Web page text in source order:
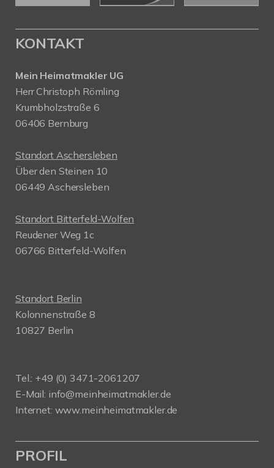
KONTAKT
Mein Heimatmakler UG
Herr Christoph Römling
Krumbholzstraße 6
06406 Bernburg
Standort Aschersleben
Über den Steinen 10
06449 Aschersleben
Standort Bitterfeld-Wolfen
Reudener Weg 1c
06766 Bitterfeld-Wolfen
Standort Berlin
Kolonnenstraße 8
10827 Berlin
Tel.: +49 (0) 3471-2061207
E-Mail: info@meinheimatmakler.de
Internet: www.meinheimatmakler.de
PROFIL